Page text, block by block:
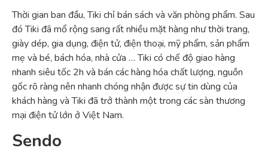
Thời gian ban đầu, Tiki chỉ bán sách và văn phòng phẩm. Sau
đó Tiki đã mổ rộng sang rất nhiều mặt hàng như thời trang,
giày dép, gia dụng, điện tử, điện thoại, mỹ phẩm, sản phẩm
mẹ và bé, bách hóa, nhà cửa … Tiki có chế độ giao hàng
nhanh siêu tốc 2h và bán các hàng hóa chất lượng, nguồn
gốc rõ ràng nên nhanh chóng nhận được sự tin dùng của
khách hàng và Tiki đã trở thành một trong các sàn thương
mại điện tử lớn ở Việt Nam.
Sendo